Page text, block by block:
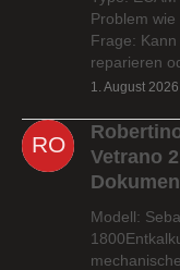
Problem
Frage:
reparieren
1. August
Vetrano
Modell: